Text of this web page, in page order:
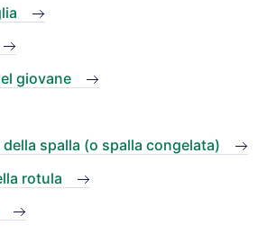
giovane
spalla (o spalla congelata)
rotula